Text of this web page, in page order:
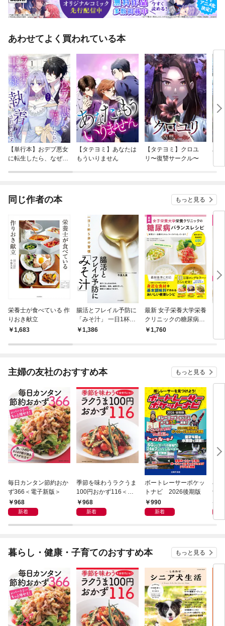
あわせてよく買われている本
【単行本】おデブ悪女
に転生したら、なぜか
【タテヨミ】あなたは
もういりません
【タテヨミ】クロユ
リ〜復讐サークル〜
バ
今
同じ作者の本 もっと見る
栄養士が食べている 作
りおき献立
1,683
腸活とフレイル予防に
「みそ汁」 一日1杯5
分の習慣
1,386
最新 女子栄養大学栄養
クリニックの糖尿病バ
ランスレシピ
1,760
康
主婦の友社のおすすめ本 もっと見る
毎日カンタン節約おか
ず366＜電子新版＞
968
新着
季節を味わうラクうま
100円おかず116＜電
子新版＞
968
新着
ボートレーサーポケッ
トナビ 2026後期版
990
新着
小
士
暮らし・健康・子育てのおすすめ本 もっと見る